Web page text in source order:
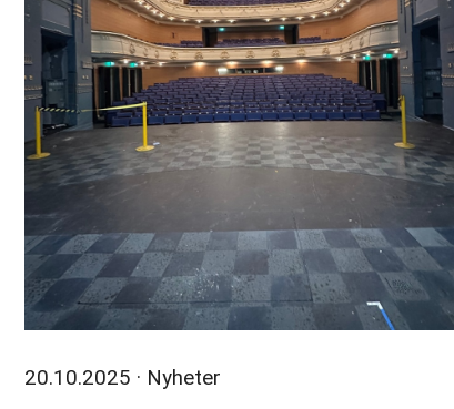
20.10.2025 · Nyheter